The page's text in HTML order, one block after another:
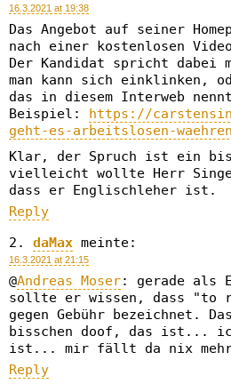
16.3.2021 at 19:38
Das Angebot auf seiner
nach einer kostenlosen
Der Kandidat spricht dabei
man kann sich einklinken,
das in diesem Interweb
Beispiel: https://
geht-es-arbeitslosen-
Klar, der Spruch ist ein
vielleicht wollte Herr
dass er Englischleher ist.
Reply
daMax meinte:
16.3.2021 at 21:15
@Andreas Moser: gerade als
sollte er wissen, dass "to
gegen Gebühr bezeichnet.
bisschen doof, das ist...
ist... mir fällt da nix
Reply